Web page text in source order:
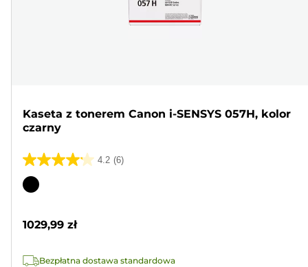
Kaseta z tonerem Canon i-SENSYS 057H, kolor
czarny
4.2 (6)
4.2
na
Wkład
1029,99 zł
Bezpłatna dostawa standardowa